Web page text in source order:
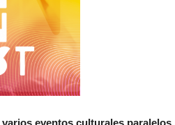
varios eventos culturales paralelos